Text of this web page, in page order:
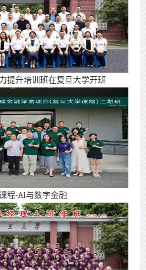
提升培训班在复旦大学开班
程-AI与数字金融